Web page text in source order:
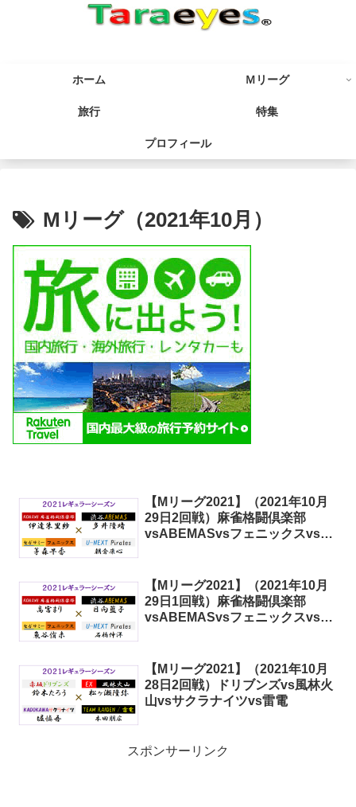
ホーム Ｍリーグ
旅行 特集
プロフィール
Mリーグ（2021年10月）
【Mリーグ2021】（2021年10月
29日2回戦）麻雀格闘倶楽部
vsABEMASvsフェニックスvsパ
【Mリーグ2021】（2021年10月
29日1回戦）麻雀格闘倶楽部
vsABEMASvsフェニックスvsパ
【Mリーグ2021】（2021年10月
28日2回戦）ドリブンズvs風林火
山vsサクラナイツvs雷電
スポンサーリンク